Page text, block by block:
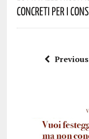
Concreti Per I